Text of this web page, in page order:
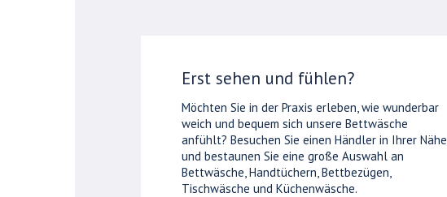
Erst sehen und fühlen?
Möchten Sie in der Praxis erleben, wie wunderbar
weich und bequem sich unsere Bettwäsche
anfühlt? Besuchen Sie einen Händler in Ihrer Nähe
und bestaunen Sie eine große Auswahl an
Bettwäsche, Handtüchern, Bettbezügen,
Tischwäsche und Küchenwäsche.